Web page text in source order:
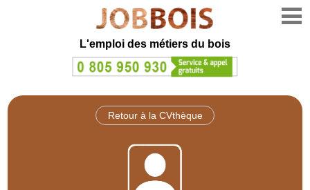
L'emploi des métiers du bois
Retour à la CVthèque